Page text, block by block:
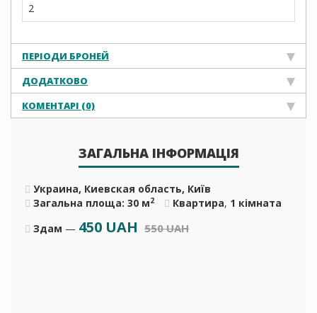
2
ПЕРІОДИ БРОНЕЙ
ДОДАТКОВО
КОМЕНТАРІ (0)
ЗАГАЛЬНА ІНФОРМАЦІЯ
Украина, Киевская область, Київ
Загальна площа: 30 м2 Квартира, 1 кімната
Здам — 450 UAH 550 UAH